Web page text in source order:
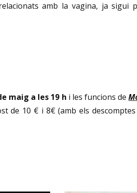
amb la vagina, ja sigui
maig a les 19 h i les funcions de
de 10 € i 8€ (amb els